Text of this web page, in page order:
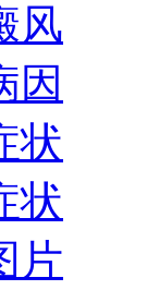
风
因
状
状
片